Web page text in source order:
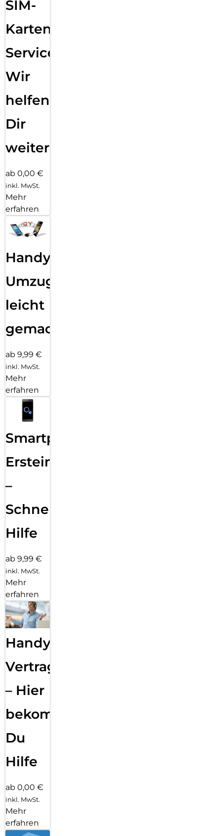
SIM-
Karten
Service:
Wir
helfen
Dir
weiter
ab 0,00 €
inkl. MwSt.
Mehr
erfahren
Handy
Umzug
leicht
gemacht!
ab 9,99 €
inkl. MwSt.
Mehr
erfahren
Smartphone
Ersteinrichtung
–
Schnelle
Hilfe
ab 9,99 €
inkl. MwSt.
Mehr
erfahren
Handy
Vertragsabwicklung
– Hier
bekommst
Du
Hilfe
ab 0,00 €
inkl. MwSt.
Mehr
erfahren